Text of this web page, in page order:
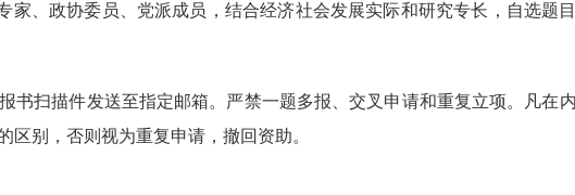
家、政协委员、党派成员，结合经济社会发展实际和研究专长，自选题
书扫描件发送至指定邮箱。严禁一题多报、交叉申请和重复立项。凡在
别，否则视为重复申请，撤回资助。